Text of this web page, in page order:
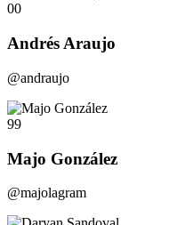
00
Andrés Araujo
@andraujo
99
Majo González
@majolagram